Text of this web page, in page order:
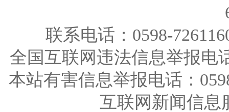
联系电话：0598-
全国互联网违法信息举报电
本站有害信息举报电话：
互联网新闻信息